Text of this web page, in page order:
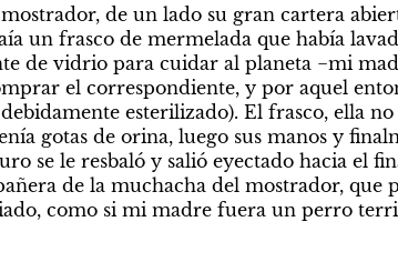
de un lado su gran cartera
un frasco de mermelada que había
de vidrio para cuidar al planeta −mi
el correspondiente, y por aquel
esterilizado). El frasco, ella
gotas de orina, luego sus manos y
se le resbaló y salió eyectado hacia el
de la muchacha del mostrador, que
como si mi madre fuera un perro